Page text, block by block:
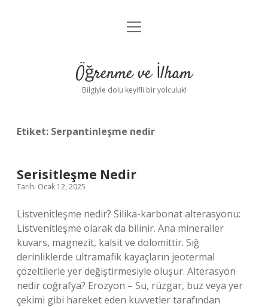
Anasayfa
Yasal Uyarı
menüyü
Öğrenme ve İlham
Bilgiyle dolu keyifli bir yolculuk!
Etiket: Serpantinleşme nedir
Serisitleşme Nedir
Tarih: Ocak 12, 2025
Listvenitleşme nedir? Silika-karbonat alterasyonu:
Listvenitleşme olarak da bilinir. Ana mineraller
kuvars, magnezit, kalsit ve dolomittir. Sığ
derinliklerde ultramafik kayaçların jeotermal
çözeltilerle yer değiştirmesiyle oluşur. Alterasyon
nedir coğrafya? Erozyon – Su, rüzgar, buz veya yer
çekimi gibi hareket eden kuvvetler tarafından